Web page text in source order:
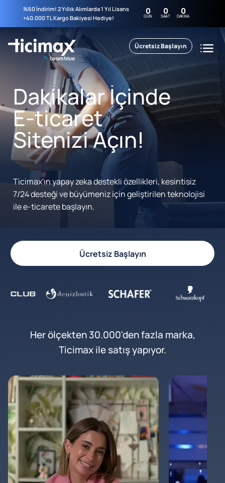
%60 İndirim! 2 Yıllık Alımlarda 1 Yıl Lisans
+40.000 TL Kargo Bakiyesi Hediye!
0
GÜN 0
SAAT 0
DAKIKA
Ücretsiz Başlayın
Dakikalar İçinde
E-ticaret
Sitenizi Açın!
Ticimax'ın yapay zeka destekli özellikleri, kesintisiz
7/24 desteği ve büyümeniz için geliştirilen teknolojisi
ile e-ticarete başlayın.
Ücretsiz Başlayın
Her ölçekten 30.000'den fazla marka,
Ticimax ile satış yapıyor.